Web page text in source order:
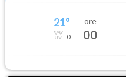
21°
0
ore
00